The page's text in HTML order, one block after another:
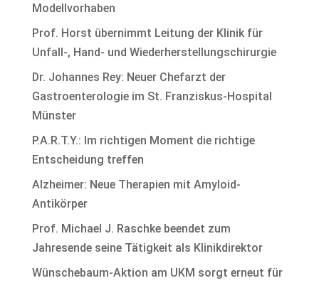
Modellvorhaben
Prof. Horst übernimmt Leitung der Klinik für
Unfall-, Hand- und Wiederherstellungschirurgie
Dr. Johannes Rey: Neuer Chefarzt der
Gastroenterologie im St. Franziskus-Hospital
Münster
P.A.R.T.Y.: Im richtigen Moment die richtige
Entscheidung treffen
Alzheimer: Neue Therapien mit Amyloid-
Antikörper
Prof. Michael J. Raschke beendet zum
Jahresende seine Tätigkeit als Klinikdirektor
Wünschebaum-Aktion am UKM sorgt erneut für